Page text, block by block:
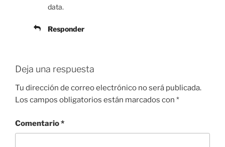
data.
Responder
Deja una respuesta
Tu dirección de correo electrónico no será publicada.
Los campos obligatorios están marcados con *
Comentario*